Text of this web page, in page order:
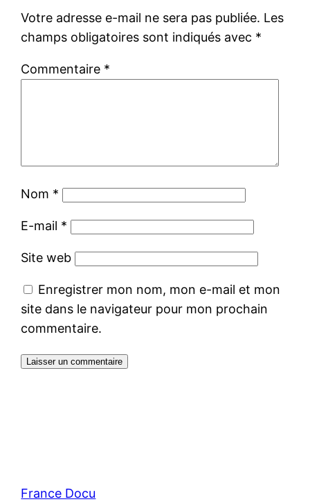
Votre adresse e-mail ne sera pas publiée. Les
champs obligatoires sont indiqués avec *
Commentaire *
Nom *
E-mail *
Site web
Enregistrer mon nom, mon e-mail et mon
site dans le navigateur pour mon prochain
commentaire.
France Docu